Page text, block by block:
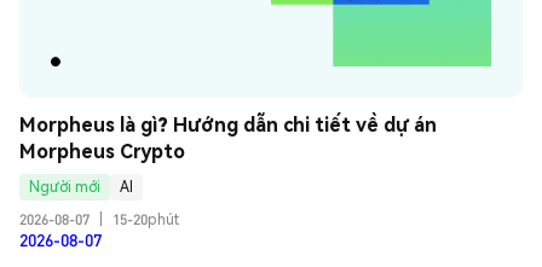
Morpheus là gì? Hướng dẫn chi tiết về dự án
Morpheus Crypto
Người mới
AI
2026-08-07
15-20phút
2026-08-07